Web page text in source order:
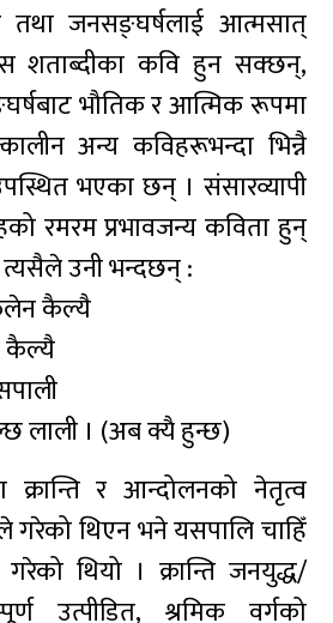
तथा जनसङ्घर्षलाई आत्मसात्
शताब्दीका कवि हुन सक्छन्,
भौतिक र आत्मिक रूपमा
अन्य कविहरूभन्दा भिन्नै
भएका छन् । संसारव्यापी
रमरम प्रभावजन्य कविता हुन्
त्यसैले उनी भन्दछन् :
कैल्यै
कैल्यै
लाली । (अब क्यै हुन्छ)
क्रान्ति र आन्दोलनको नेतृत्व
गरेको थिएन भने यसपालि चाहिँ
गरेको थियो । क्रान्ति जनयुद्ध/
उत्पीडित, श्रमिक वर्गको